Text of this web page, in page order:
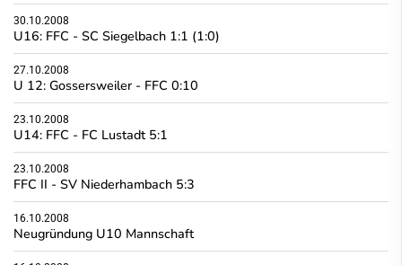
30.10.2008
U16: FFC - SC Siegelbach 1:1 (1:0)
27.10.2008
U 12: Gossersweiler - FFC 0:10
23.10.2008
U14: FFC - FC Lustadt 5:1
23.10.2008
FFC II - SV Niederhambach 5:3
16.10.2008
Neugründung U10 Mannschaft